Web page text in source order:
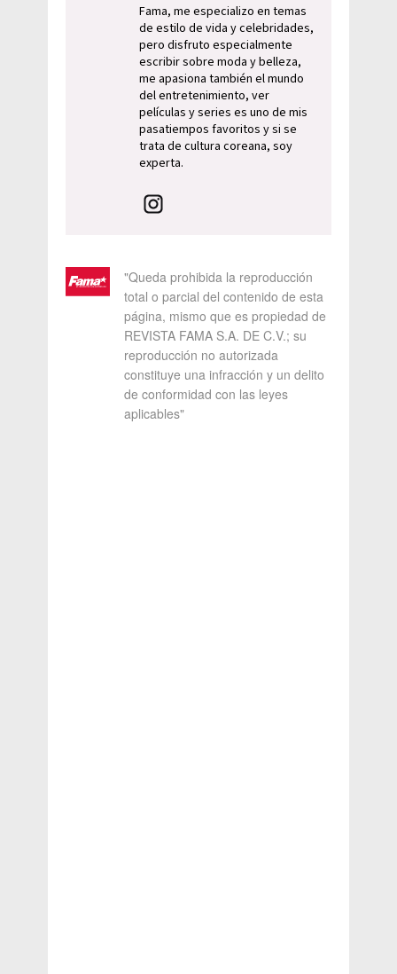
Fama, me especializo en temas
de estilo de vida y celebridades,
pero disfruto especialmente
escribir sobre moda y belleza,
me apasiona también el mundo
del entretenimiento, ver
películas y series es uno de mis
pasatiempos favoritos y si se
trata de cultura coreana, soy
experta.
"Queda prohibida la reproducción
total o parcial del contenido de esta
página, mismo que es propiedad de
REVISTA FAMA S.A. DE C.V.; su
reproducción no autorizada
constituye una infracción y un delito
de conformidad con las leyes
aplicables"